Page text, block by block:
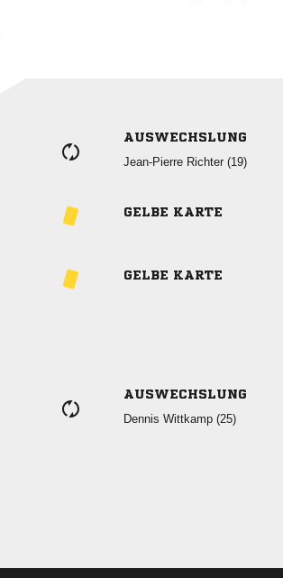
AUSWECHSLUNG
  
GELBE KARTE
GELBE KARTE
AUSWECHSLUNG
  